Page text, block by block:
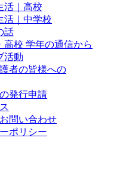
活｜高校
活｜中学校
話
高校 学年の通信から
活動
者の皆様への
発行申請
問い合わせ
ポリシー